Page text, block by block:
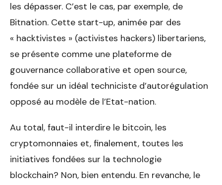
les dépasser. C’est le cas, par exemple, de
Bitnation. Cette start-up, animée par des
« hacktivistes » (activistes hackers) libertariens,
se présente comme une plateforme de
gouvernance collaborative et open source,
fondée sur un idéal techniciste d’autorégulation
opposé au modèle de l’Etat-nation.
Au total, faut-il interdire le bitcoin, les
cryptomonnaies et, finalement, toutes les
initiatives fondées sur la technologie
blockchain? Non, bien entendu. En revanche, le